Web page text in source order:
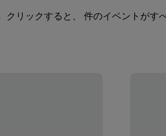
リックすると、 件のイベントがす